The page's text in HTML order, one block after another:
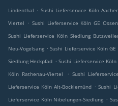
Lindenthal . Sushi Lieferservice Köln
Viertel
. Sushi Lieferservice Köln GE
Sushi Lieferservice Köln Siedlung
Neu-Vogelsang . Sushi Lieferservice Köln
Siedlung Heckpfad . Sushi Lieferservice
Köln Rathenau-Viertel
. Sushi
Lieferservice Köln Alt-Bocklemünd . Sushi
Lieferservice Köln Nibelungen-Siedlung .